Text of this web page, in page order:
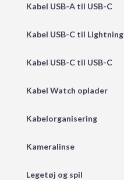
Kabel USB-A til USB-C
Kabel USB-C til Lightning
Kabel USB-C til USB-C
Kabel Watch oplader
Kabelorganisering
Kameralinse
Legetøj og spil